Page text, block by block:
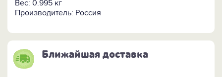
видео-открыткой на внутренней стороне
Кому подарить:Юбиляру любой профессии и
социального статуса, в качестве корпоративного
презента или тёплого семейного поздравления,
главное, что на действительно долгую память.
Вес: 0.995 кг
Производитель: Россия
Ближайшая доставка